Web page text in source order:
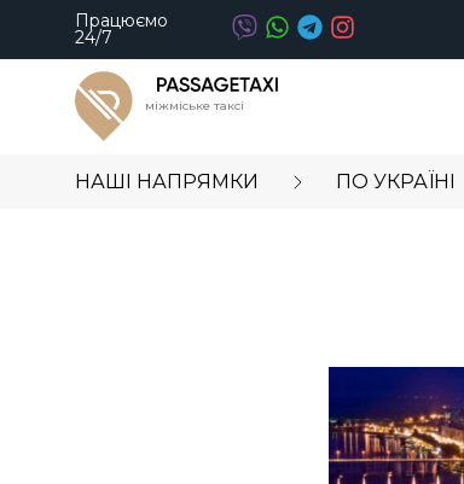
Працюємо
24/7
міжміське таксі
НАШІ НАПРЯМКИ ПО УКРАЇНІ